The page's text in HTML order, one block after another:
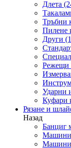
Длета
Тръбни
Пилене
Други
Режещи
Ударни
Куфари
Рязане и
Назад
Банциг
Машини
Машини